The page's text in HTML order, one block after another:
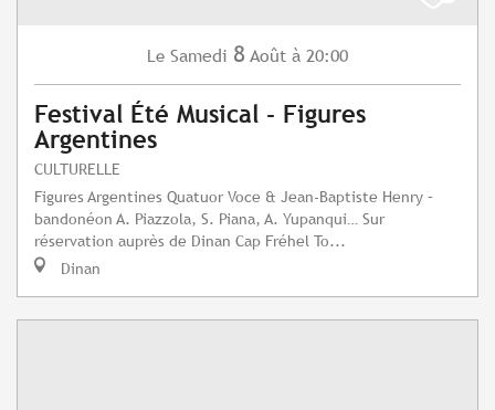
Le Samedi 8 Août à 20:00
Festival Été Musical - Figures
Argentines
CULTURELLE
Figures Argentines Quatuor Voce & Jean-Baptiste Henry –
bandonéon A. Piazzola, S. Piana, A. Yupanqui… Sur
réservation auprès de Dinan Cap Fréhel To...
Dinan